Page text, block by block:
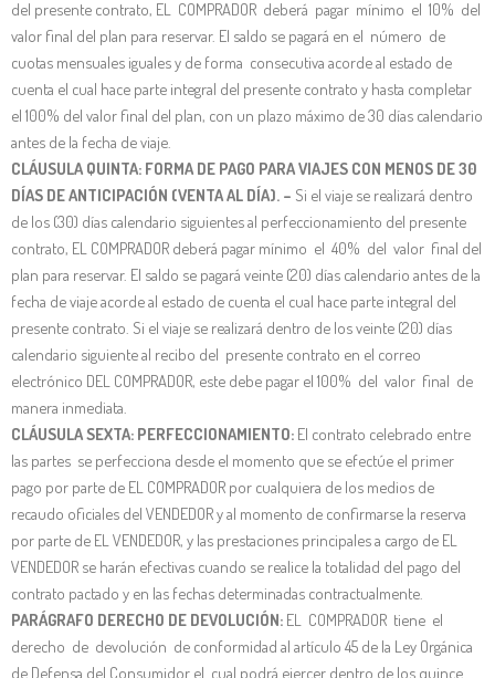
del presente contrato, EL COMPRADOR deberá pagar mínimo el 10% del
valor final del plan para reservar. El saldo se pagará en el número de
cuotas mensuales iguales y de forma consecutiva acorde al estado de
cuenta el cual hace parte integral del presente contrato y hasta completar
el 100% del valor final del plan, con un plazo máximo de 30 días calendario
antes de la fecha de viaje.
CLÁUSULA QUINTA: FORMA DE PAGO PARA VIAJES CON MENOS DE 30
DÍAS DE ANTICIPACIÓN (VENTA AL DÍA). – Si el viaje se realizará dentro
de los (30) días calendario siguientes al perfeccionamiento del presente
contrato, EL COMPRADOR deberá pagar mínimo el 40% del valor final del
plan para reservar. El saldo se pagará veinte (20) días calendario antes de la
fecha de viaje acorde al estado de cuenta el cual hace parte integral del
presente contrato. Si el viaje se realizará dentro de los veinte (20) días
calendario siguiente al recibo del presente contrato en el correo
electrónico DEL COMPRADOR, este debe pagar el 100% del valor final de
manera inmediata.
CLÁUSULA SEXTA: PERFECCIONAMIENTO: El contrato celebrado entre
las partes se perfecciona desde el momento que se efectúe el primer
pago por parte de EL COMPRADOR por cualquiera de los medios de
recaudo oficiales del VENDEDOR y al momento de confirmarse la reserva
por parte de EL VENDEDOR, y las prestaciones principales a cargo de EL
VENDEDOR se harán efectivas cuando se realice la totalidad del pago del
contrato pactado y en las fechas determinadas contractualmente.
PARÁGRAFO DERECHO DE DEVOLUCIÓN: EL COMPRADOR tiene el
derecho de devolución de conformidad al artículo 45 de la Ley Orgánica
de Defensa del Consumidor el cual podrá ejercer dentro de los quince